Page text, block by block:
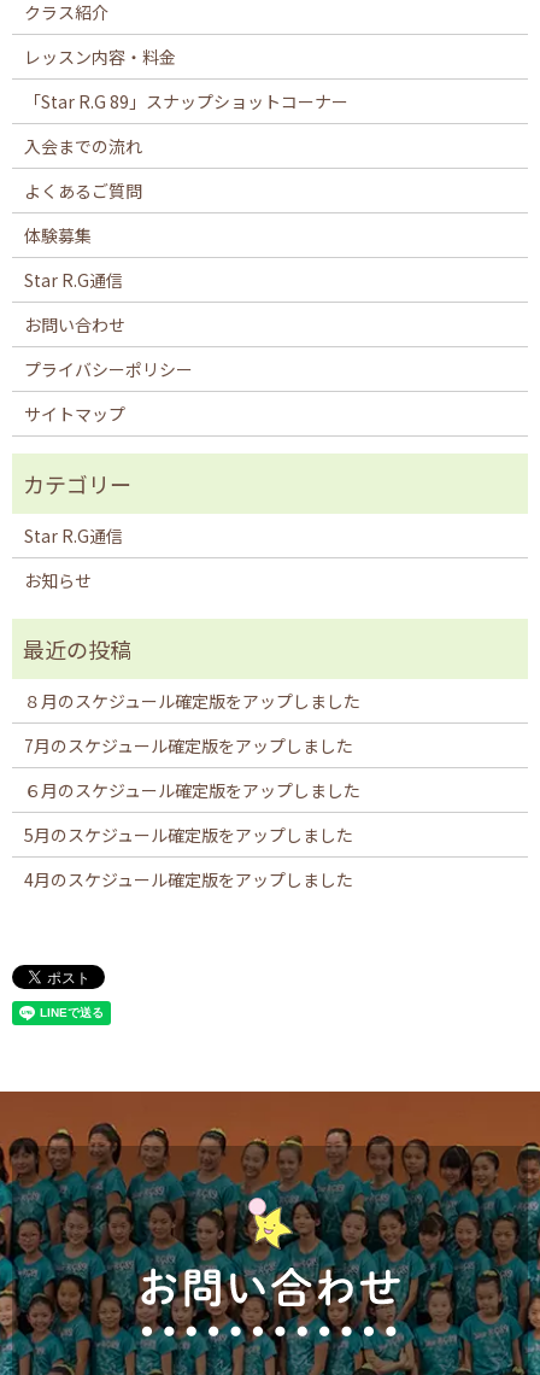
クラス紹介
レッスン内容・料金
「Star R.G 89」スナップショットコーナー
入会までの流れ
よくあるご質問
体験募集
Star R.G通信
お問い合わせ
プライバシーポリシー
サイトマップ
Star R.G通信
お知らせ
８月のスケジュール確定版をアップしました
7月のスケジュール確定版をアップしました
６月のスケジュール確定版をアップしました
5月のスケジュール確定版をアップしました
4月のスケジュール確定版をアップしました